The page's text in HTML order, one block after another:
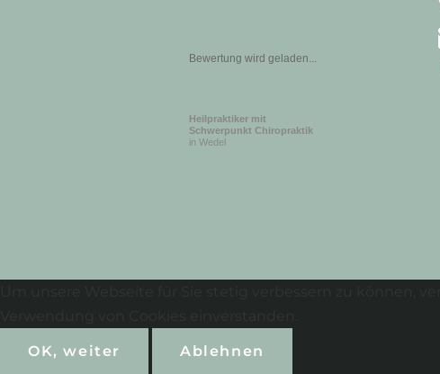
Bewertung wird geladen...
Heilpraktiker mit
Schwerpunkt Chiropraktik
in Wedel
OK, weiter Ablehnen